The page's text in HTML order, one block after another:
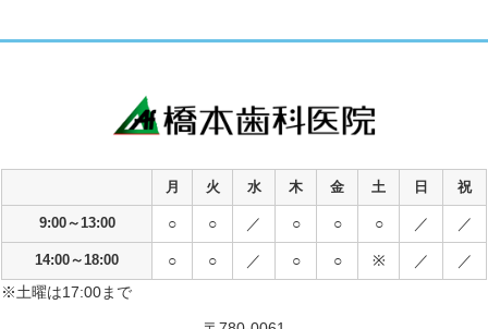
月 火 水 木 金 土 日 祝
9:00～13:00 ○ ○ ／ ○ ○ ○ ／ ／
14:00～18:00 ○ ○ ／ ○ ○ ※ ／
／
※土曜は17:00まで